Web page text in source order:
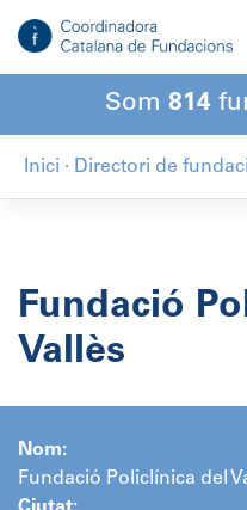
contingut
Som 814
Inici · Directori de
Fundació
Vallès
Nom:
Fundació Policlínica del